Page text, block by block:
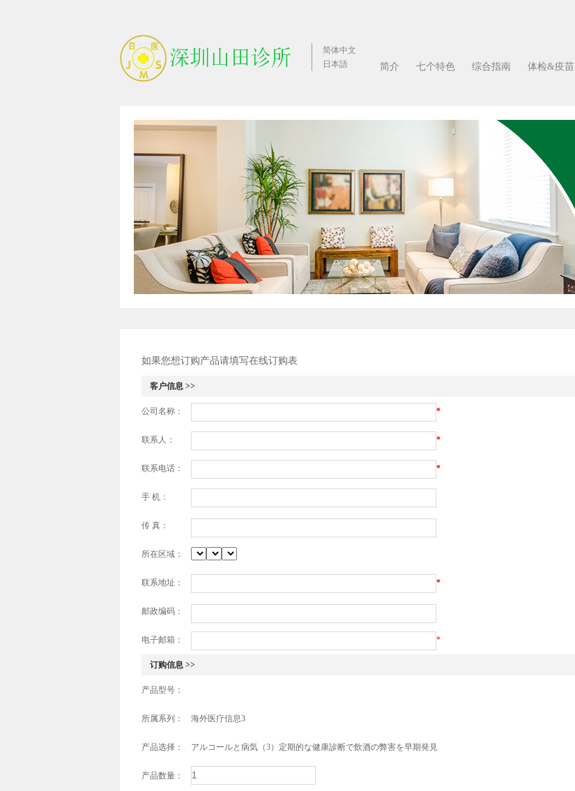
简体中文
日本語
简介 七个特色 综合指南 体检&疫苗
如果您想订购产品请填写在线订购表
客户信息 >>
公司名称： *
联系人： *
联系电话： *
手 机：
传 真：
所在区域：
联系地址： *
邮政编码：
电子邮箱： *
订购信息 >>
产品型号：
所属系列： 海外医疗信息3
产品选择： アルコールと病気（3）定期的な健康診断で飲酒の弊害を早期発見
产品数量：